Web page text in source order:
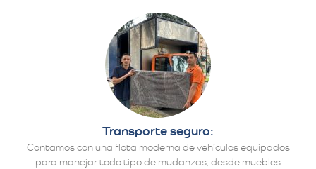
Transporte seguro:
Contamos con una flota moderna de vehículos equipados
para manejar todo tipo de mudanzas, desde muebles